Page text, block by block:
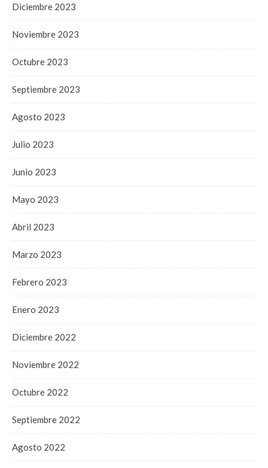
Diciembre 2023
Noviembre 2023
Octubre 2023
Septiembre 2023
Agosto 2023
Julio 2023
Junio 2023
Mayo 2023
Abril 2023
Marzo 2023
Febrero 2023
Enero 2023
Diciembre 2022
Noviembre 2022
Octubre 2022
Septiembre 2022
Agosto 2022